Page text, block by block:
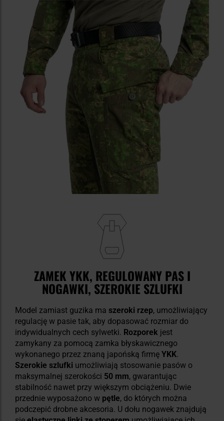
ZAMEK YKK, REGULOWANY PAS I
NOGAWKI, SZEROKIE SZLUFKI
Model zamiast guzika ma szeroki rzep, umożliwiający
regulację w pasie tak, aby dopasować rozmiar do
indywidualnych cech sylwetki. Rozporek jest
zamykany za pomocą zamka błyskawicznego
wykonanego przez znaną japońską firmę YKK.
Szerokie szlufki umożliwiają stosowanie pasów o
maksymalnej szerokości 50 mm, gwarantując
stabilność nawet przy większym obciążeniu. Dwie
przednie wyposażono w pętle, do których można
podczepić drobne akcesoria. U dołu nogawek znajdują